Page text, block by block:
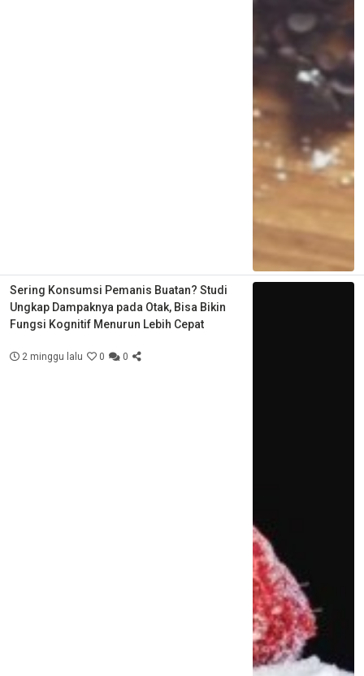
Sering Konsumsi Pemanis Buatan? Studi
Ungkap Dampaknya pada Otak, Bisa Bikin
Fungsi Kognitif Menurun Lebih Cepat
2 minggu lalu 0 0